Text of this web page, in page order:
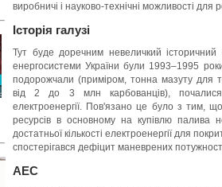
виробничі і науково-технічні можливості для
Історія галузі
Тут буде доречним невеличкий
енергосистеми України були 1993–1995
подорожчали (приміром, тонна мазуту для
від 2 до 3 млн карбованців), почалися
електроенергії. Пов'язано це було з тим,
ресурсів в основному на купівлю палива
достатньої кількості електроенергії для
спостерігався дефіцит маневрених
АЕС